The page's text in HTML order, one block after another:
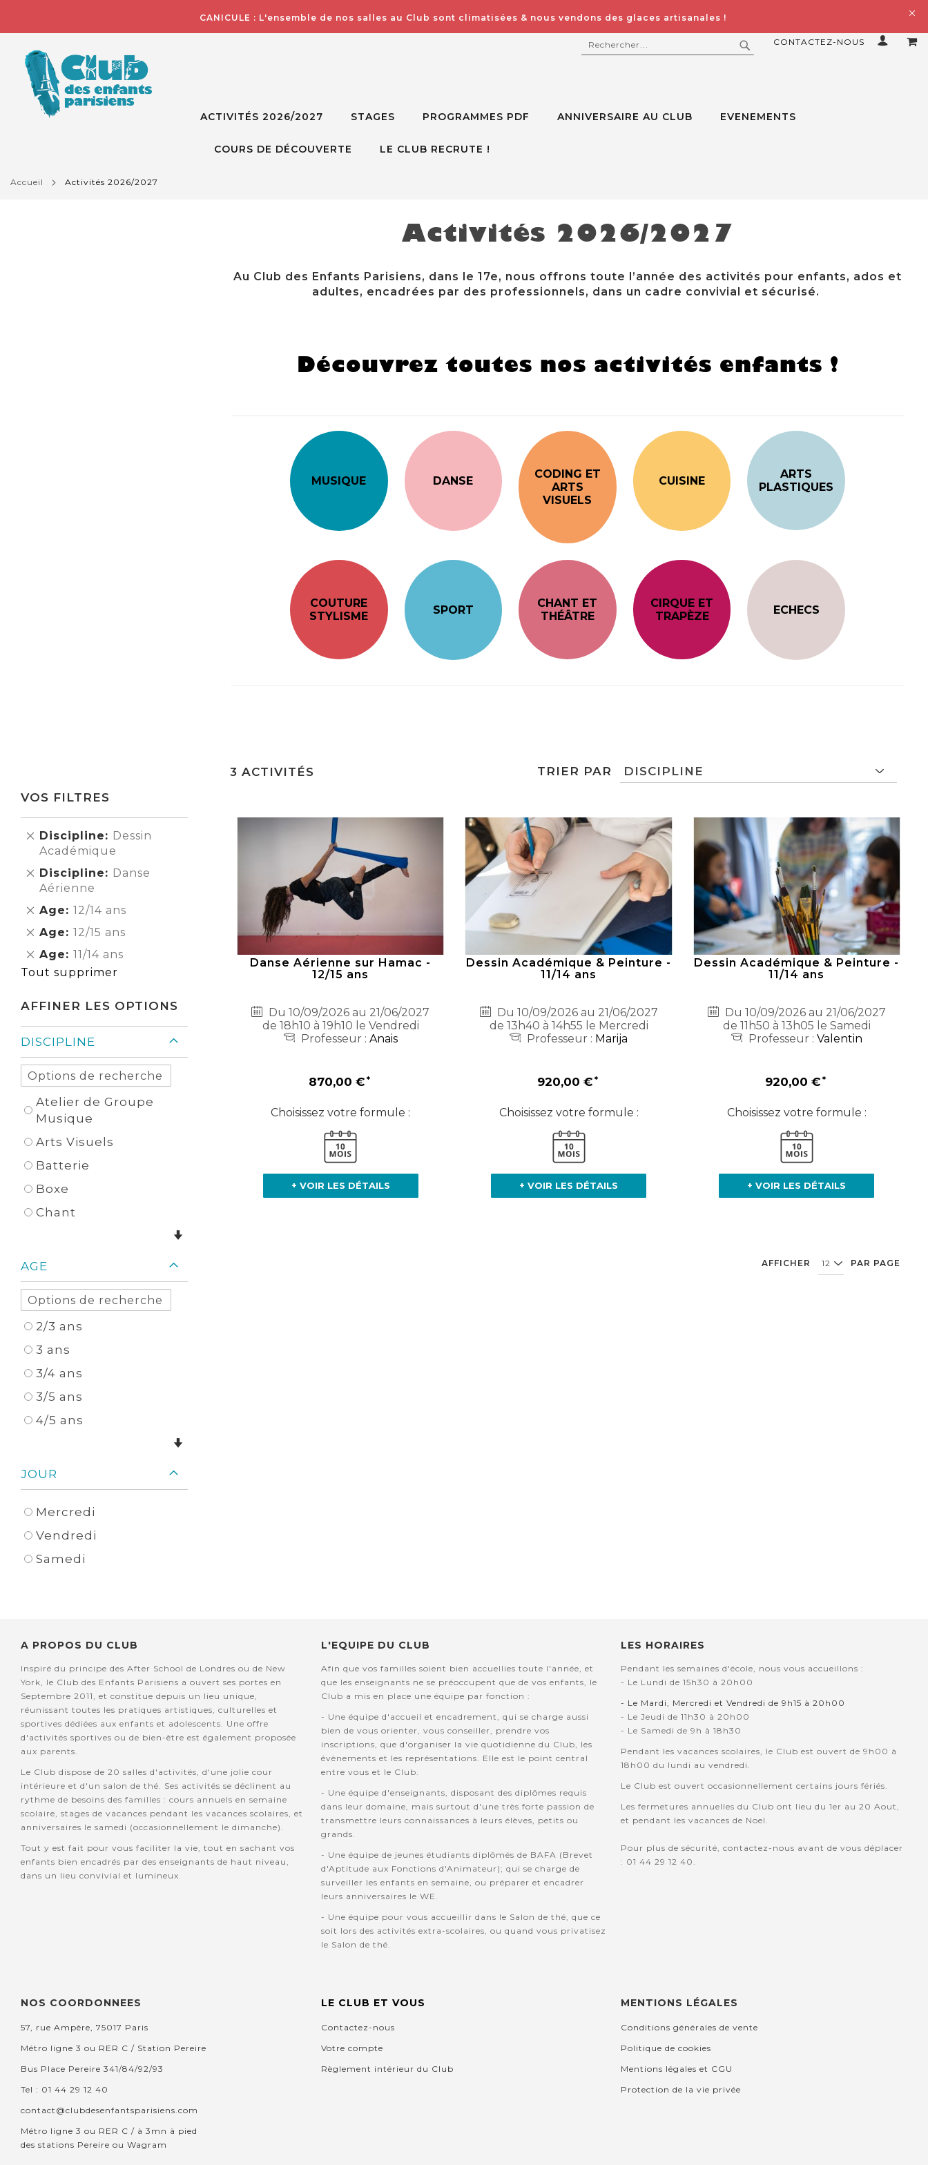
CANICULE : L'ensemble de nos salles au Club sont climatisées & nous vendons des glaces artisanales !
CONTACTEZ-NOUS
RECHERCHER
ACTIVITÉS 2026/2027 STAGES PROGRAMMES PDF ANNIVERSAIRE AU CLUB EVENEMENTS
COURS DE DÉCOUVERTE LE CLUB RECRUTE !
accueil activités 2026/2027
Activités 2026/2027
Au Club des Enfants Parisiens, dans le 17e, nous offrons toute l’année des activités pour enfants, ados et
adultes, encadrées par des professionnels, dans un cadre convivial et sécurisé.
Découvrez toutes nos activités enfants !
MUSIQUE DANSE
CODING ET
ARTS
VISUELS
CUISINE
ARTS
PLASTIQUES
COUTURE
STYLISME
SPORT
CHANT ET
THÉÂTRE
CIRQUE ET
TRAPÈZE
ECHECS
3 ACTIVITÉS TRIER PAR
Danse Aérienne sur Hamac -
12/15 ans
Du 10/09/2026 au 21/06/2027
de 18h10 à 19h10 le Vendredi
Professeur : Anais
870,00 €
Choisissez votre formule :
+ VOIR LES DÉTAILS
Dessin Académique & Peinture -
11/14 ans
Du 10/09/2026 au 21/06/2027
de 13h40 à 14h55 le Mercredi
Professeur : Marija
920,00 €
Choisissez votre formule :
+ VOIR LES DÉTAILS
Dessin Académique & Peinture -
11/14 ans
Du 10/09/2026 au 21/06/2027
de 11h50 à 13h05 le Samedi
Professeur : Valentin
920,00 €
Choisissez votre formule :
+ VOIR LES DÉTAILS
AFFICHER PAR PAGE
VOS FILTRES
Discipline
Dessin
Académique
Supprimer
cet
Élément
Discipline
Danse
Aérienne
Supprimer
cet
Age 12/14 ans
Supprimer
Élément
Age 12/15 ans
Supprimer
Élément
Age 11/14 ans
Supprimer
cet
Tout supprimer
AFFINER LES OPTIONS
DISCIPLINE
Atelier de Groupe
Musique
Arts Visuels
Batterie
Boxe
Chant
AGE
2/3 ans
3 ans
3/4 ans
3/5 ans
4/5 ans
JOUR
Mercredi
Vendredi
Samedi
A PROPOS DU CLUB
Inspiré du principe des After School de Londres ou de New
York, le Club des Enfants Parisiens a ouvert ses portes en
Septembre 2011, et constitue depuis un lieu unique,
réunissant toutes les pratiques artistiques, culturelles et
sportives dédiées aux enfants et adolescents. Une offre
d'activités sportives ou de bien-être est également proposée
aux parents.
Le Club dispose de 20 salles d'activités, d'une jolie cour
intérieure et d'un salon de thé. Ses activités se déclinent au
rythme de besoins des familles : cours annuels en semaine
scolaire, stages de vacances pendant les vacances scolaires, et
anniversaires le samedi (occasionnellement le dimanche).
Tout y est fait pour vous faciliter la vie, tout en sachant vos
enfants bien encadrés par des enseignants de haut niveau,
dans un lieu convivial et lumineux.
L'EQUIPE DU CLUB
Afin que vos familles soient bien accuellies toute l'année, et
que les enseignants ne se préoccupent que de vos enfants, le
Club a mis en place une équipe par fonction :
- Une équipe d'accueil et encadrement, qui se charge aussi
bien de vous orienter, vous conseiller, prendre vos
inscriptions, que d'organiser la vie quotidienne du Club, les
évènements et les représentations. Elle est le point central
entre vous et le Club.
- Une équipe d'enseignants, disposant des diplômes requis
dans leur domaine, mais surtout d'une très forte passion de
transmettre leurs connaissances à leurs élèves, petits ou
grands.
- Une équipe de jeunes étudiants diplômés de BAFA (Brevet
d'Aptitude aux Fonctions d'Animateur); qui se charge de
surveiller les enfants en semaine, ou préparer et encadrer
leurs anniversaires le WE.
- Une équipe pour vous accueillir dans le Salon de thé, que ce
soit lors des activités extra-scolaires, ou quand vous privatisez
le Salon de thé.
LES HORAIRES
Pendant les semaines d'école, nous vous accueillons :
- Le Lundi de 15h30 à 20h00
- Le Mardi, Mercredi et Vendredi de 9h15 à 20h00
- Le Jeudi de 11h30 à 20h00
- Le Samedi de 9h à 18h30
Pendant les vacances scolaires, le Club est ouvert de 9h00 à
18h00 du lundi au vendredi.
Le Club est ouvert occasionnellement certains jours fériés.
Les fermetures annuelles du Club ont lieu du 1er au 20 Aout,
et pendant les vacances de Noel.
Pour plus de sécurité, contactez-nous avant de vous déplacer
: 01 44 29 12 40.
NOS COORDONNEES
57, rue Ampère, 75017 Paris
Métro ligne 3 ou RER C / Station Pereire
Bus Place Pereire 341/84/92/93
Tel : 01 44 29 12 40
contact@clubdesenfantsparisiens.com
Métro ligne 3 ou RER C / à 3mn à pied
des stations Pereire ou Wagram
LE CLUB ET VOUS
Contactez-nous
Votre compte
Règlement intérieur du Club
MENTIONS LÉGALES
Conditions générales de vente
Politique de cookies
Mentions légales et CGU
Protection de la vie privée